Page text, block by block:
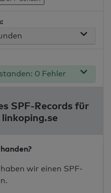
0 Fehler
SPF-Records für
wir einen SPF-